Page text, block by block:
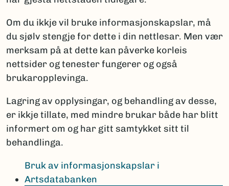
Om du ikkje vil bruke informasjonskapslar, må
du sjølv stengje for dette i din nettlesar. Men vær
merksam på at dette kan påverke korleis
nettsider og tenester fungerer og også
brukaropplevinga.
Lagring av opplysingar, og behandling av desse,
er ikkje tillate, med mindre brukar både har blitt
informert om og har gitt samtykket sitt til
behandlinga.
Bruk av informasjonskapslar i
Artsdatabanken